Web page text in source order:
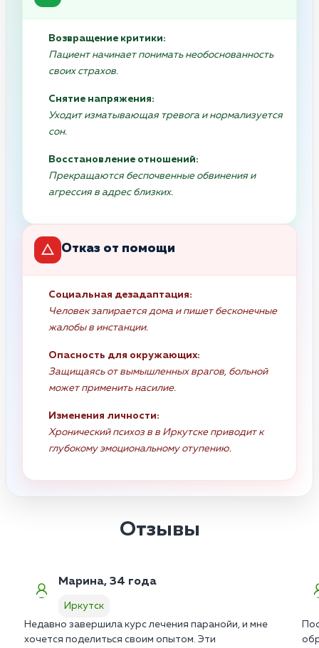
Возвращение критики:
Пациент начинает понимать необоснованность
своих страхов.
Снятие напряжения:
Уходит изматывающая тревога и нормализуется
сон.
Восстановление отношений:
Прекращаются беспочвенные обвинения и
агрессия в адрес близких.
Отказ от помощи
Социальная дезадаптация:
Человек запирается дома и пишет бесконечные
жалобы в инстанции.
Опасность для окружающих:
Защищаясь от вымышленных врагов, больной
может применить насилие.
Изменения личности:
Хронический психоз в в Иркутске приводит к
глубокому эмоциональному отупению.
Отзывы
Марина, 34 года
Иркутск
Недавно завершила курс лечения паранойи, и мне
хочется поделиться своим опытом. Эти